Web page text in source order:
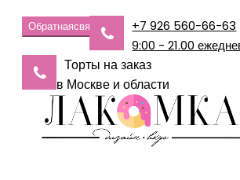
Обратнаясвязь
+7 926 560-66-63
9:00 - 21.00
Торты на заказ
в Москве и области